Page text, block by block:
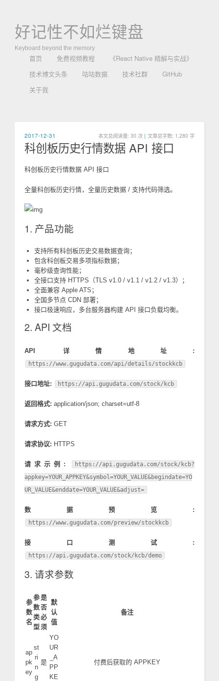
好记性不如烂键盘
Keyboard beyond the memory
首页 免费视频教程
《React Native 精解与实战》
技术博文头条
咕咕数据 技术社群
GitHub
关于我
2017-12-31 本文总阅读量: 30 次 | 文章总字数: 1,280 字
科创板历史行情数据 API 接口
科创板历史行情数据 API 接口
全量科创板历史行情，全量历史数据 / 支持代码筛选。
1. 产品功能
支持所有科创板历史交易数据查询；
包含科创板交易多项指标数据；
毫秒级查询性能；
全接口支持 HTTPS（TLS v1.0 / v1.1 / v1.2 / v1.3）；
全面兼容 Apple ATS；
全国多节点 CDN 部署；
接口极速响应，多台服务器构建 API 接口负载均衡。
2. API 文档
API 详情地址:
https://www.gugudata.com/api/details/stockkcb
接口地址: https://api.gugudata.com/stock/kcb
返回格式: application/json; charset=utf-8
请求方式: GET
请求协议: HTTPS
请求示例:
https://api.gugudata.com/stock/kcb?
appkey=YOUR_APPKEY&symbol=YOUR_VALUE&begindate=YO
UR_VALUE&enddate=YOUR_VALUE&adjust=
数据预览:
https://www.gugudata.com/preview/stockkcb
接口测试:
https://api.gugudata.com/stock/kcb/demo
3. 请求参数
参
数
名
参
数
类
型
是
否
必
须
默
认
值
备注
ap
pk
ey
st
ri
n
g
是
YO
UR
_A
PP
KE
付费后获取的 APPKEY